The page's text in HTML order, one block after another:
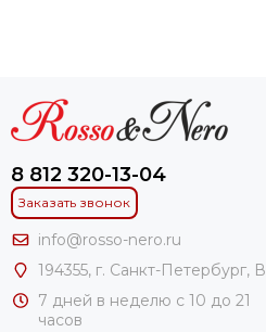
8 812 320-13-04
Заказать звонок
info@rosso-nero.ru
194355, г. Санкт-Петербург,
7 дней в неделю с 10 до 21
часов